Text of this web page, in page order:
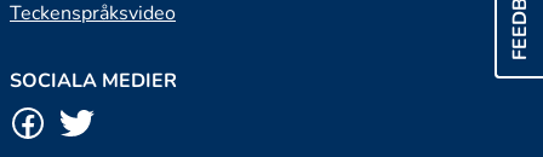
Teckenspråksvideo
SOCIALA MEDIER